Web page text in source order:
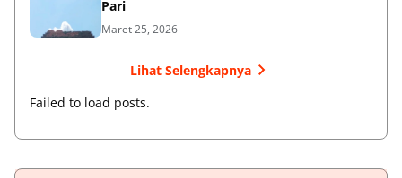
Pari
Maret 25, 2026
Lihat Selengkapnya
Failed to load posts.